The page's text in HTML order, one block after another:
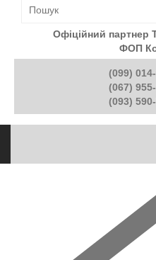
Офіційний партнер
ФОП
(099)
(067)
(093)